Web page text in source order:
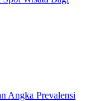
Angka Prevalensi